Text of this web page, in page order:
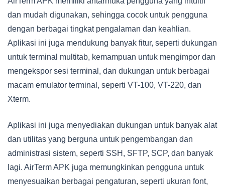
dan mudah digunakan, sehingga cocok untuk pengguna
dengan berbagai tingkat pengalaman dan keahlian.
Aplikasi ini juga mendukung banyak fitur, seperti dukungan
untuk terminal multitab, kemampuan untuk mengimpor dan
mengekspor sesi terminal, dan dukungan untuk berbagai
macam emulator terminal, seperti VT-100, VT-220, dan
Xterm.
Aplikasi ini juga menyediakan dukungan untuk banyak alat
dan utilitas yang berguna untuk pengembangan dan
administrasi sistem, seperti SSH, SFTP, SCP, dan banyak
lagi. AirTerm APK juga memungkinkan pengguna untuk
menyesuaikan berbagai pengaturan, seperti ukuran font,